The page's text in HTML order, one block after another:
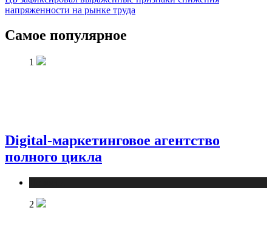
напряженности на рынке труда
Самое популярное
1
Digital-маркетинговое агентство
полного цикла
2